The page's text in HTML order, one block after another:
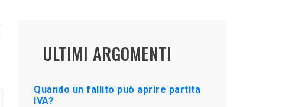
ULTIMI ARGOMENTI
Quando un fallito può aprire partita
IVA?